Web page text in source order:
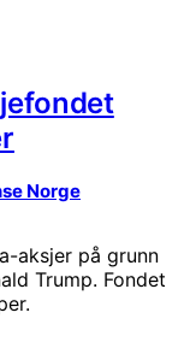
Norge
aksjer på grunn
Trump. Fondet